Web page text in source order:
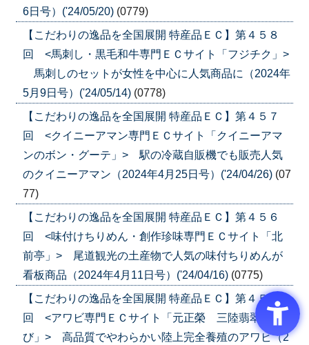
6日号）('24/05/20) (0779)
【こだわりの逸品を全国展開 特産品ＥＣ】第４５８
回 <馬刺し・黒毛和牛専門ＥＣサイト「フジチク」>
馬刺しのセットが女性を中心に人気商品に（2024年
5月9日号）('24/05/14) (0778)
【こだわりの逸品を全国展開 特産品ＥＣ】第４５７
回 <クイニーアマン専門ＥＣサイト「クイニーアマ
ンのボン・グーテ」> 駅の冷蔵自販機でも販売人気
のクイニーアマン（2024年4月25日号）('24/04/26) (07
77)
【こだわりの逸品を全国展開 特産品ＥＣ】第４５６
回 <味付けちりめん・創作珍味専門ＥＣサイト「北
前亭」> 尾道観光の土産物で人気の味付ちりめんが
看板商品（2024年4月11日号）('24/04/16) (0775)
【こだわりの逸品を全国展開 特産品ＥＣ】第４５５
回 <アワビ専門ＥＣサイト「元正榮 三陸翡翠あわ
び」> 高品質でやわらかい陸上完全養殖のアワビ（2